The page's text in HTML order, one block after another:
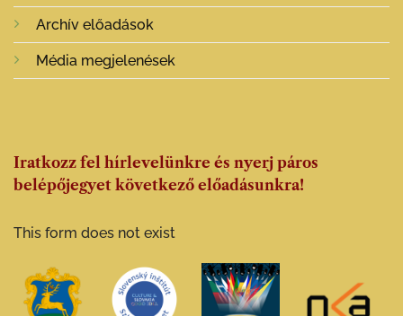
Archív előadások
Média megjelenések
Iratkozz fel hírlevelünkre és nyerj páros
belépőjegyet következő előadásunkra!
This form does not exist